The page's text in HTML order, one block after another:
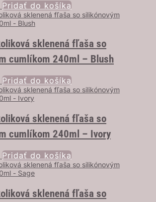
Pridať do košíka
sklenená fľaša so
cumlíkom 240ml – Blush
Pridať do košíka
sklenená fľaša so
cumlíkom 240ml – Ivory
Pridať do košíka
sklenená fľaša so